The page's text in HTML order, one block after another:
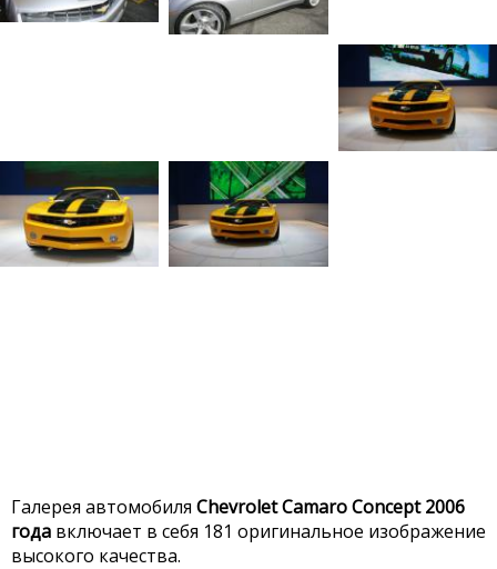
Галерея автомобиля Chevrolet Camaro Concept 2006
года включает в себя 181 оригинальное изображение
высокого качества.